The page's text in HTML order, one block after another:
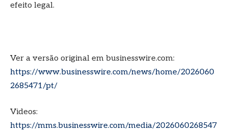
efeito legal.
Ver a versão original em businesswire.com:
https://www.businesswire.com/news/home/2026060
2685471/pt/
Videos:
https://mms.businesswire.com/media/2026060268547